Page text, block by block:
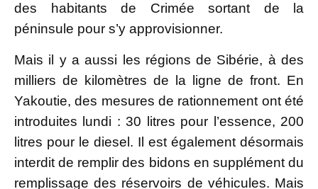
des habitants de Crimée sortant de la
péninsule pour s’y approvisionner.
Mais il y a aussi les régions de Sibérie, à des
milliers de kilomètres de la ligne de front. En
Yakoutie, des mesures de rationnement ont été
introduites lundi : 30 litres pour l’essence, 200
litres pour le diesel. Il est également désormais
interdit de remplir des bidons en supplément du
remplissage des réservoirs de véhicules. Mais